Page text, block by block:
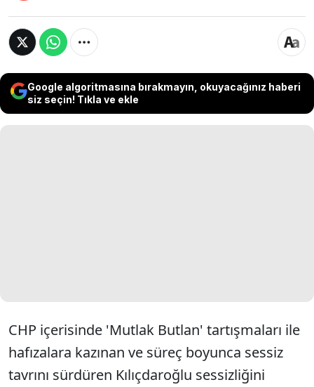
Google algoritmasına bırakmayın, okuyacağınız haberi
siz seçin! Tıkla ve ekle
CHP içerisinde 'Mutlak Butlan' tartışmaları ile
hafızalara kazınan ve süreç boyunca sessiz
tavrını sürdüren Kılıçdaroğlu sessizliğini